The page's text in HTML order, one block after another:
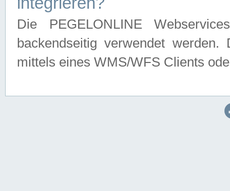
Die PEGELONLINE
backendseitig verwendet
mittels eines WMS/WFS Clients